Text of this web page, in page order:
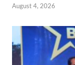
August 4, 2026